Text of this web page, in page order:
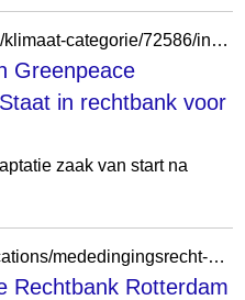
https://www.greenpeace.org/nl/klimaat-categorie/72586/inwoners-van-bonaire-en-greenpeace-tegenover-nederlandse-staat-in-rechtbank-voor-klimaatzaak/
Greenpeace
in rechtbank voor
zaak van start na
https://research.vu.nl/en/publications/mededingingsrecht-bij-de-rechtbank-rotterdam-een-vraaggesprek-met/
Rechtbank Rotterdam